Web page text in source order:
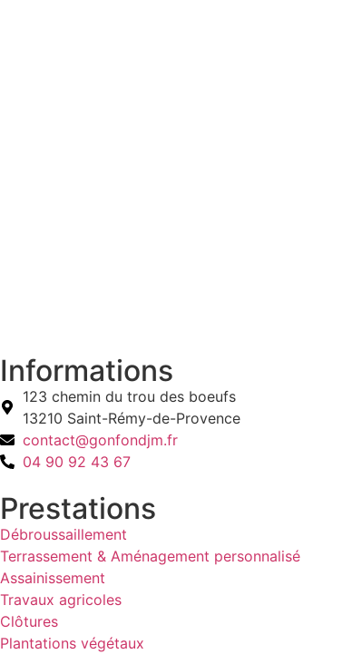
Informations
123 chemin du trou des boeufs
13210 Saint-Rémy-de-Provence
contact@gonfondjm.fr
04 90 92 43 67
Prestations
Débroussaillement
Terrassement & Aménagement personnalisé
Assainissement
Travaux agricoles
Clôtures
Plantations végétaux